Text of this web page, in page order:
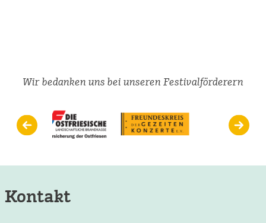
Wir bedanken uns bei unseren Festivalförderern
Kontakt